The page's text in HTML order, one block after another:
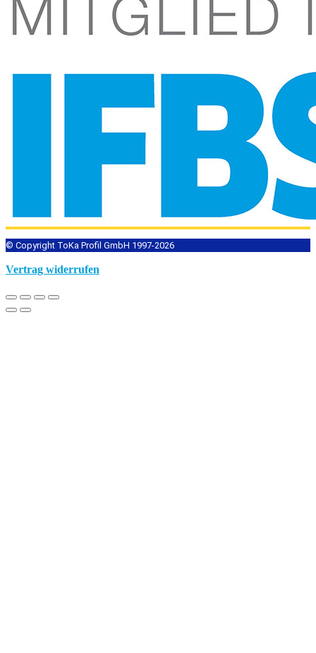
© Copyright ToKa Profil GmbH 1997-2026
Vertrag widerrufen